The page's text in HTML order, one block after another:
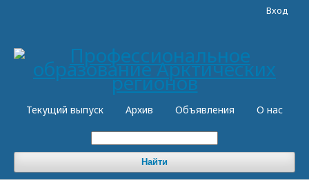
Текущий выпуск Архив Объявления О нас
Найти
Вход